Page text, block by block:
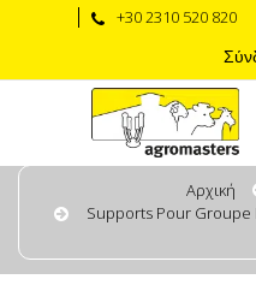
+30 2310 520 820
Αρχική
Supports Pour Groupe